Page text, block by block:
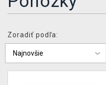
XZONE KLUB
Zoradiť podľa: